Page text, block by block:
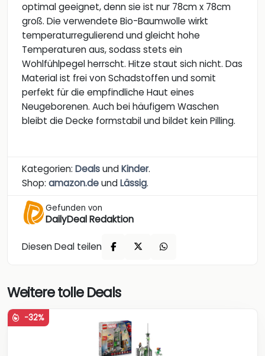
optimal geeignet, denn sie ist nur 78cm x 78cm
groß. Die verwendete Bio-Baumwolle wirkt
temperaturregulierend und gleicht hohe
Temperaturen aus, sodass stets ein
Wohlfühlpegel herrscht. Hitze staut sich nicht. Das
Material ist frei von Schadstoffen und somit
perfekt für die empfindliche Haut eines
Neugeborenen. Auch bei häufigem Waschen
bleibt die Decke formstabil und bildet kein Pilling.
Kategorien: DealsundKinder.
Shop: amazon.deundLässig.
Gefunden von
DailyDeal Redaktion
Diesen Deal teilen
Weitere tolle Deals
-32%